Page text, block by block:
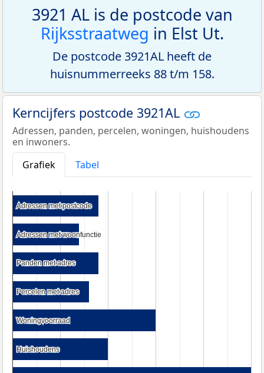
3921 AL is de postcode van
Rijksstraatweg in Elst Ut.
De postcode 3921AL heeft de
huisnummerreeks 88 t/m 158.
Kerncijfers postcode 3921AL
Adressen, panden, percelen, woningen, huishoudens
en inwoners.
Grafiek
Tabel
Adressen met postcode
Adressen met postcode
Adressen met woonfunctie
Adressen met woonfunctie
Panden met adres
Panden met adres
Percelen met adres
Percelen met adres
Woningvoorraad
Woningvoorraad
Huishoudens
Huishoudens